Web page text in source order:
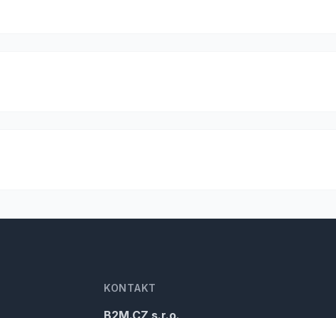
KONTAKT
B2M.CZ s.r.o.